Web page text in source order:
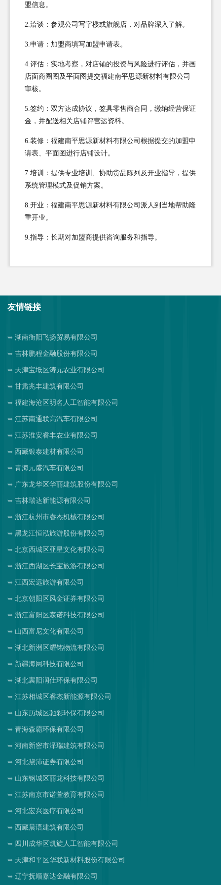
盟信息。
2.洽谈：参观公司写字楼或旗舰店，对品牌深入了解。
3.申请：加盟商填写加盟申请表。
4.评估：实地考察，对店铺的投资与风险进行评估，并画
店面商圈图及平面图提交福建南平思源新材料有限公司
审核。
5.签约：双方达成协议，签具零售商合同，缴纳经营保证
金，并配送相关店铺评营运资料。
6.装修：福建南平思源新材料有限公司根据提交的加盟申
请表、平面图进行店铺设计。
7.培训：提供专业培训、协助货品陈列及开业指导，提供
系统管理模式及促销方案。
8.开业：福建南平思源新材料有限公司派人到当地帮助隆
重开业。
9.指导：长期对加盟商提供咨询服务和指导。
友情链接
湖南衡阳飞扬贸易有限公司
吉林鹏程金融股份有限公司
天津宝坻区涛元农业有限公司
甘肃兆丰建筑有限公司
福建海沧区明名人工智能有限公司
江苏南通联高汽车有限公司
江苏淮安睿丰农业有限公司
西藏银泰建材有限公司
青海元盛汽车有限公司
广东龙华区华丽建筑股份有限公司
吉林瑞达新能源有限公司
浙江杭州市睿杰机械有限公司
黑龙江恒泓旅游股份有限公司
北京西城区亚星文化有限公司
浙江西湖区长宝旅游有限公司
江西宏远旅游有限公司
北京朝阳区风金证券有限公司
浙江富阳区森诺科技有限公司
山西富尼文化有限公司
湖北新洲区耀铭物流有限公司
新疆海网科技有限公司
湖北襄阳润仕环保有限公司
江苏相城区睿杰新能源有限公司
山东历城区驰彩环保有限公司
青海森霸环保有限公司
河南新密市泽瑞建筑有限公司
河北黛沛证券有限公司
山东钢城区丽龙科技有限公司
江苏南京市诺萱教育有限公司
河北宏兴医疗有限公司
西藏晨语建筑有限公司
四川成华区凯旋人工智能有限公司
天津和平区华联新材料股份有限公司
辽宁抚顺嘉达金融有限公司